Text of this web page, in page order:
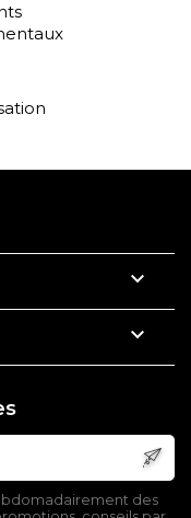


des